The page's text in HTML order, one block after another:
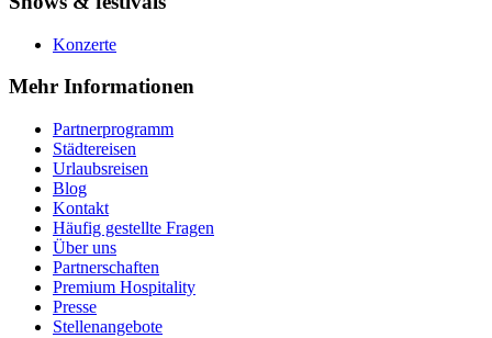
Konzerte
Mehr Informationen
Partnerprogramm
Städtereisen
Urlaubsreisen
Blog
Kontakt
Häufig gestellte Fragen
Über uns
Partnerschaften
Premium Hospitality
Presse
Stellenangebote